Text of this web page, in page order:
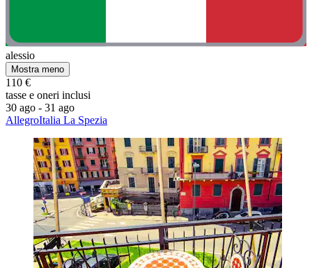
alessio
Mostra meno
110 €
tasse e oneri inclusi
30 ago - 31 ago
AllegroItalia La Spezia